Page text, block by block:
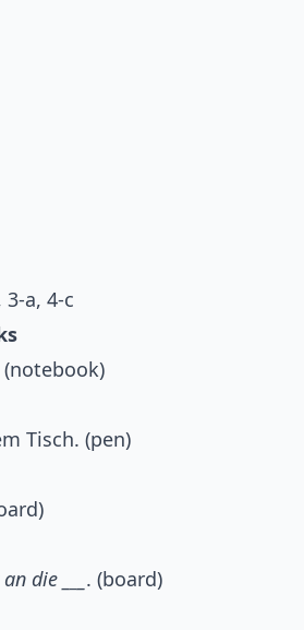
3-a, 4-c
(notebook)
Tisch. (pen)
die _
. (board)